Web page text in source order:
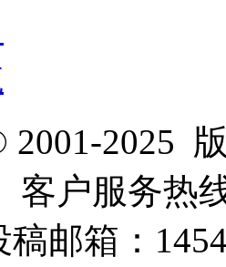
2001-2025
户服务热
邮箱：